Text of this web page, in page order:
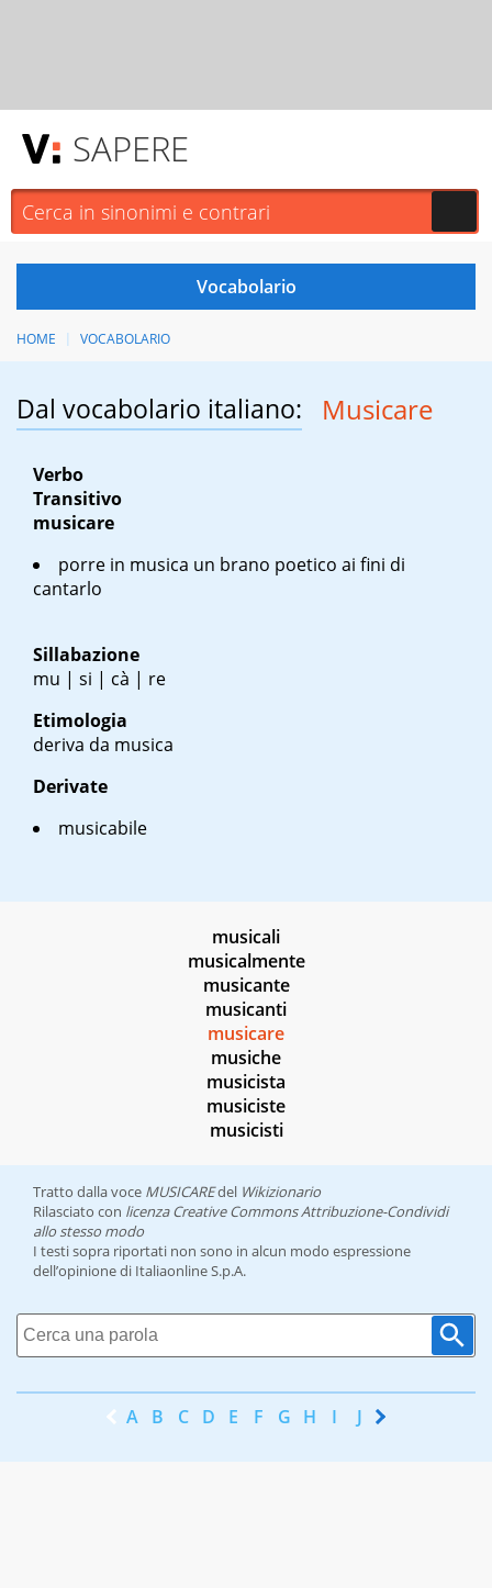
SAPERE
HOME VOCABOLARIO
Dal vocabolario italiano: Musicare
Verbo
Transitivo
musicare
porre in musica un brano poetico ai fini di
cantarlo
Sillabazione
mu | si | cà | re
Etimologia
deriva da musica
Derivate
musicabile
musicali
musicalmente
musicante
musicanti
musicare
musiche
musicista
musiciste
musicisti
Tratto dalla voce MUSICAREdel Wikizionario
Rilasciato con licenza Creative Commons Attribuzione-Condividi
allo stesso modo
I testi sopra riportati non sono in alcun modo espressione
dell’opinione di Italiaonline S.p.A.
A B C D E F G H I J K